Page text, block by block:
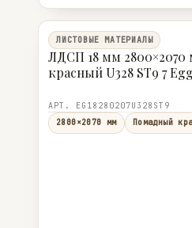
ЛИСТОВЫЕ МАТЕРИАЛЫ
ЛДСП 18 мм
красный U328 ST9 7
АРТ. EG18280207U328ST9
2800×2070 мм
Помадный